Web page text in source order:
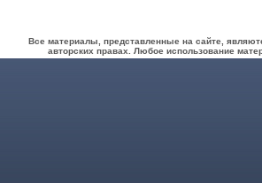
Все материалы, представленные на сайте,
авторских правах. Любое использование